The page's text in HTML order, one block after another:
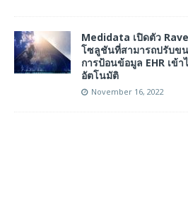
Medidata เปิดตัว
โซลูชันที่สามารถปรับข
การป้อนข้อมูล EHR เข้า
อัตโนมัติ
November 16, 2022